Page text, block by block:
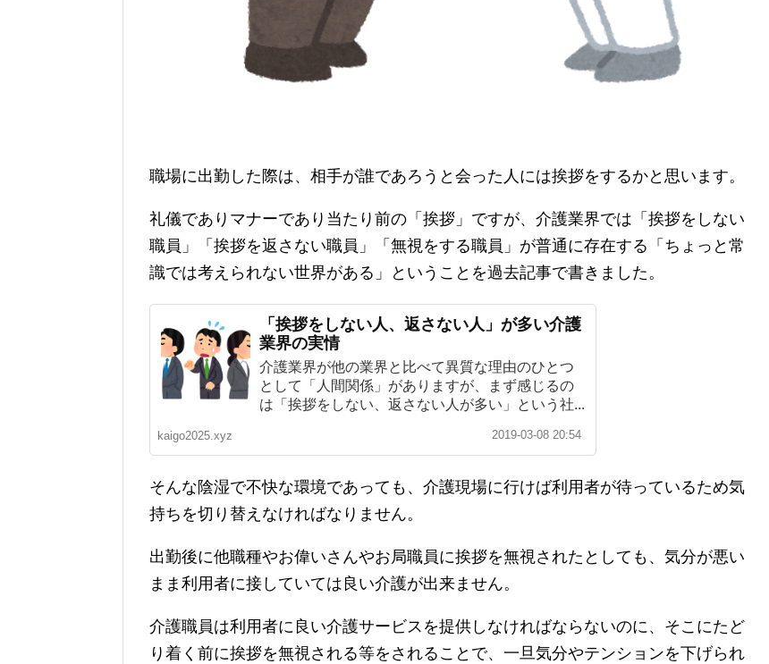
職場に出勤した際は、相手が誰であろうと会った人には挨拶をするかと思います。
礼儀でありマナーであり当たり前の「挨拶」ですが、介護業界では「挨拶をしない
職員」「挨拶を返さない職員」「無視をする職員」が普通に存在する「ちょっと常
識では考えられない世界がある」ということを過去記事で書きました。
「挨拶をしない人、返さない人」が多い介護
業界の実情
介護業界が他の業界と比べて異質な理由のひとつ
として「人間関係」がありますが、まず感じるの
は「挨拶をしない、返さない人が多い」という社...
kaigo2025.xyz 2019-03-08 20:54
そんな陰湿で不快な環境であっても、介護現場に行けば利用者が待っているため気
持ちを切り替えなければなりません。
出勤後に他職種やお偉いさんやお局職員に挨拶を無視されたとしても、気分が悪い
まま利用者に接していては良い介護が出来ません。
介護職員は利用者に良い介護サービスを提供しなければならないのに、そこにたど
り着く前に挨拶を無視される等をされることで、一旦気分やテンションを下げられ